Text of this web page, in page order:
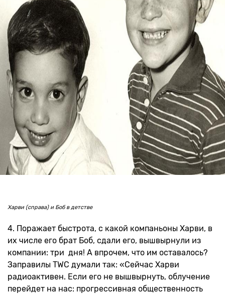
Харви (справа) и Боб в детстве
4. Поражает быстрота, с какой компаньоны Харви, в
их числе его брат Боб, сдали его, вышвырнули из
компании: три дня! А впрочем, что им оставалось?
Заправилы TWC думали так: «Сейчас Харви
радиоактивен. Если его не вышвырнуть, облучение
перейдет на нас: прогрессивная общественность